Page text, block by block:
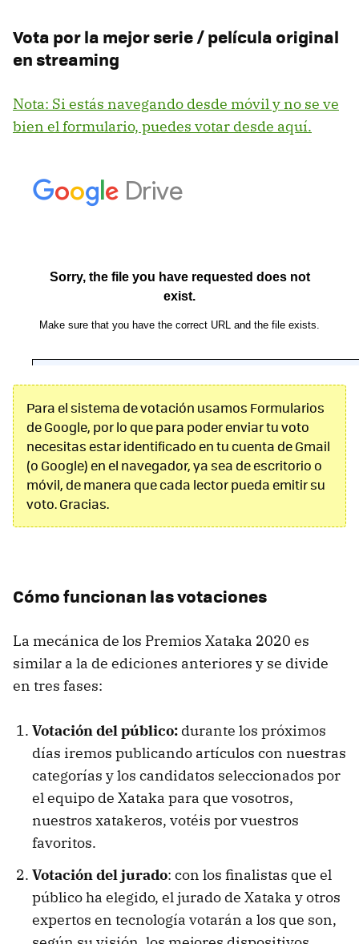
Vota por la mejor serie / película original
en streaming
Nota: Si estás navegando desde móvil y no se ve
bien el formulario, puedes votar desde aquí.
Para el sistema de votación usamos Formularios
de Google, por lo que para poder enviar tu voto
necesitas estar identificado en tu cuenta de Gmail
(o Google) en el navegador, ya sea de escritorio o
móvil, de manera que cada lector pueda emitir su
voto. Gracias.
Cómo funcionan las votaciones
La mecánica de los Premios Xataka 2020 es
similar a la de ediciones anteriores y se divide
en tres fases:
Votación del público: durante los próximos
días iremos publicando artículos con nuestras
categorías y los candidatos seleccionados por
el equipo de Xataka para que vosotros,
nuestros xatakeros, votéis por vuestros
favoritos.
Votación del jurado: con los finalistas que el
público ha elegido, el jurado de Xataka y otros
expertos en tecnología votarán a los que son,